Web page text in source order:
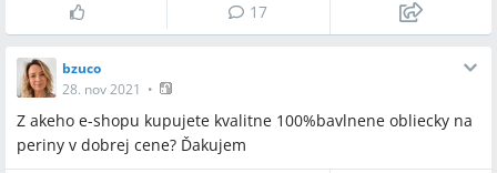
17
bzuco
28. nov 2021 •
Z akeho e-shopu kupujete kvalitne 100%bavlnene obliecky na
periny v dobrej cene? Ďakujem